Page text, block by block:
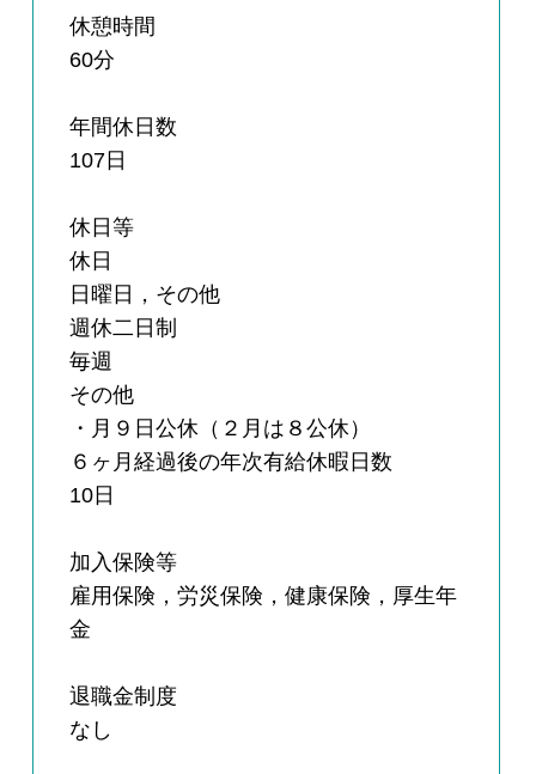
休憩時間
60分
年間休日数
107日
休日等
休日
日曜日，その他
週休二日制
毎週
その他
・月９日公休（２月は８公休）
６ヶ月経過後の年次有給休暇日数
10日
加入保険等
雇用保険，労災保険，健康保険，厚生年
金
退職金制度
なし